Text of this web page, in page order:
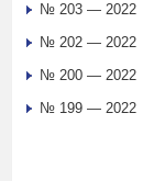
№ 203 — 2022
№ 202 — 2022
№ 200 — 2022
№ 199 — 2022